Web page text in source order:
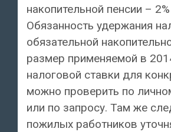
накопительной пенсии –
Обязанность удержания
обязательной
размер применяемой в
налоговой ставки для
можно проверить по
или по запросу. Там же
пожилых работников